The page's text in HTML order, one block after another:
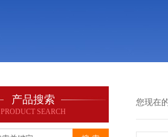
产品搜索
PRODUCT SEARCH
您现在